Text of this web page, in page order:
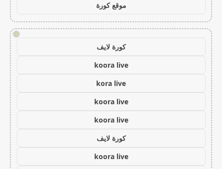
موقع كورة
!
كورة لايف
koora live
kora live
koora live
koora live
كورة لايف
koora live